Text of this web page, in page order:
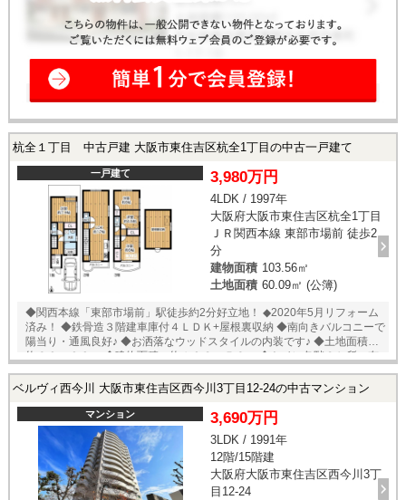
杭全１丁目 中古戸建 大阪市東住吉区杭全1丁目の中古一戸建て
一戸建て 3,980万円
4LDK / 1997年
大阪府大阪市東住吉区杭全1丁目
ＪＲ関西本線 東部市場前 徒歩2
分
建物面積 103.56㎡
土地面積 60.09㎡ (公簿)
◆関西本線「東部市場前」駅徒歩約2分好立地！ ◆2020年5月リフォーム
済み！ ◆鉄骨造３階建車庫付４ＬＤＫ+屋根裏収納 ◆南向きバルコニーで
陽当り・通風良好♪ ◆お洒落なウッドスタイルの内装です♪ ◆土地面積：
約６０．０９㎡ ◆建物面積：約１０３．５６㎡ ◆トイレ各階３か所に有
り 【リフォーム内容】 ・システムキッチン、浴室、トイレ・洗面化粧台
新調 ・全室クロス、ＣＦ、フロアタイル貼替 ・和室、階段新調他 【周
220ｍ ・セヴンイレブンまで約220ｍ ・育和小学校まで約700ｍ ・白鷺
中学校まで約1000ｍ ★売主様居住中の為、内覧予約受付中です！ ★当店
までお電話いただくか、もしくは24時間対応可能「内覧予約・お問い合
わせ」フォームよりお問い合わせ下さい！ ※当社ではネットで他社様が
広告している物件も同時に紹介・案内可能です。 併せて内覧を希望され
る際は、物件名を担当者までお申し付け下さい。
ベルヴィ西今川 大阪市東住吉区西今川3丁目12-24の中古マンション
マンション 3,690万円
3LDK / 1991年
12階/15階建
大阪府大阪市東住吉区西今川3丁
目12-24